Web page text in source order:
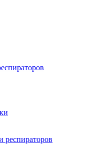
респираторов